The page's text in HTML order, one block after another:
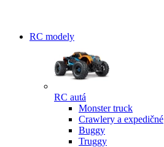
RC modely
RC autá
Monster truck
Crawlery a expedičné
Buggy
Truggy